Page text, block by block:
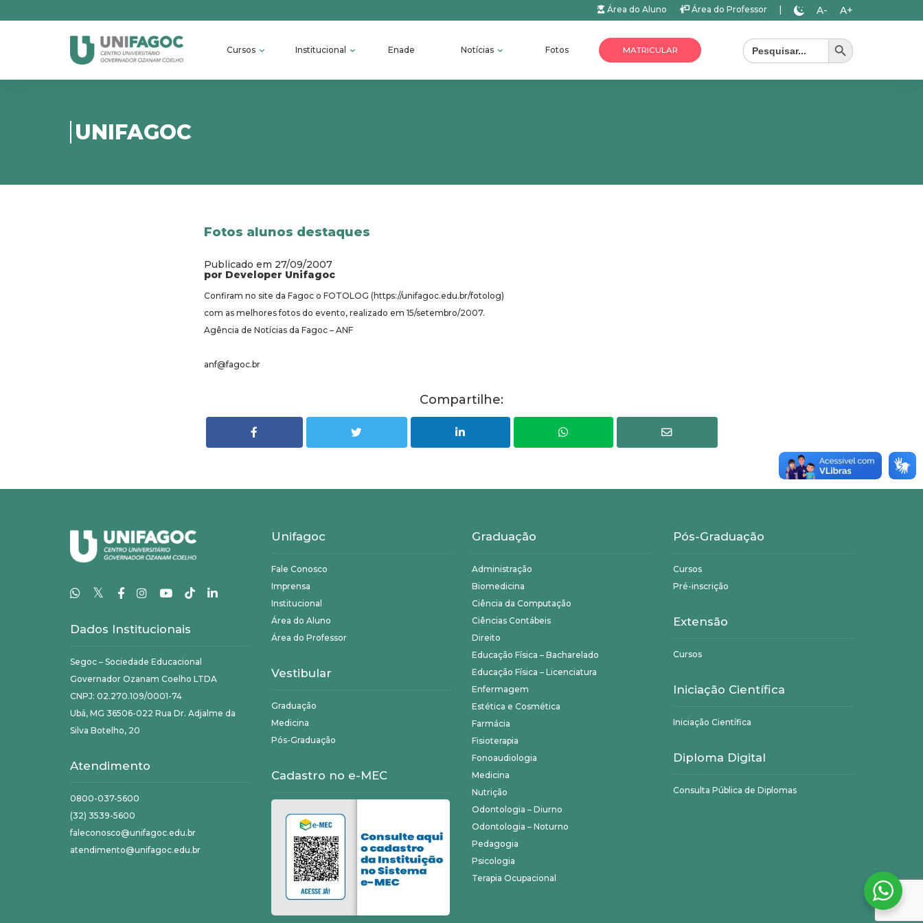
Área do Aluno Área do Professor A- A+
Cursos Institucional Enade Notícias Fotos MATRICULAR
Search
for:
Search Button
UNIFAGOC
Fotos alunos destaques
Publicado em 27/09/2007
por Developer Unifagoc
Confiram no site da Fagoc o FOTOLOG (https://unifagoc.edu.br/fotolog)
com as melhores fotos do evento, realizado em 15/setembro/2007.
Agência de Notícias da Fagoc – ANF
anf@fagoc.br
Compartilhe:
𝕏
Dados Institucionais
Segoc – Sociedade Educacional
Governador Ozanam Coelho LTDA
CNPJ: 02.270.109/0001-74
Ubá, MG 36506-022 Rua Dr. Adjalme da
Silva Botelho, 20
Atendimento
0800-037-5600
(32) 3539-5600
faleconosco@unifagoc.edu.br
atendimento@unifagoc.edu.br
Unifagoc
Fale Conosco
Imprensa
Institucional
Área do Aluno
Área do Professor
Vestibular
Graduação
Medicina
Pós-Graduação
Cadastro no e-MEC
Graduação
Administração
Biomedicina
Ciência da Computação
Ciências Contábeis
Direito
Educação Física – Bacharelado
Educação Física – Licenciatura
Enfermagem
Estética e Cosmética
Farmácia
Fisioterapia
Fonoaudiologia
Medicina
Nutrição
Odontologia – Diurno
Odontologia – Noturno
Pedagogia
Psicologia
Terapia Ocupacional
Pós-Graduação
Cursos
Pré-inscrição
Extensão
Cursos
Iniciação Científica
Iniciação Científica
Diploma Digital
Consulta Pública de Diplomas